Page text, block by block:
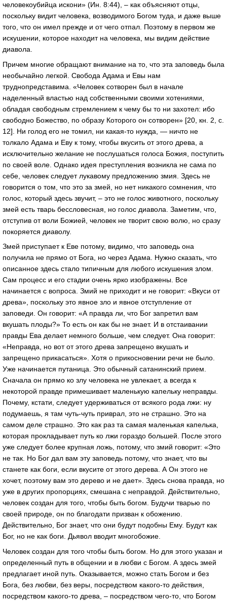
человекоубийца искони» (Ин. 8:44), – как объясняют отцы,
поскольку видит человека, возводимого Богом туда, и даже выше
того, что он имел прежде и от чего отпал. Поэтому в первом же
искушении, которое находит на человека, мы видим действие
диавола.
Причем многие обращают внимание на то, что эта заповедь была
необычайно легкой. Свобода Адама и Евы нам
труднопредставима. «Человек сотворен был в начале
наделенный властью над собственными своими хотениями,
обладая свободным стремлением к чему бы то ни захотел: ибо
свободно Божество, по образу Которого он сотворен» [20, кн. 2, c.
12]. Ни голод его не томил, ни какая-то нужда, — ничто не
толкало Адама и Еву к тому, чтобы вкусить от этого древа, а
исключительно желание не послушаться голоса Божия, поступить
по своей воле. Однако идея преступления возникла не сама по
себе, человек следует лукавому предложению змия. Здесь не
говорится о том, что это за змей, но нет никакого сомнения, что
голос, который здесь звучит, – это не голос животного, поскольку
змей есть тварь бессловесная, но голос диавола. Заметим, что,
отступив от воли Божией, человек не творит свою волю, но сразу
покоряется диаволу.
Змей приступает к Еве потому, видимо, что заповедь она
получила не прямо от Бога, но через Адама. Нужно сказать, что
описанное здесь стало типичным для любого искушения злом.
Сам процесс и его стадии очень ярко изображены. Все
начинается с вопроса. Змий не приходит и не говорит: «Вкуси от
древа», поскольку это явное зло и явное отступление от
заповеди. Он говорит: «А правда ли, что Бог запретил вам
вкушать плоды?» То есть он как бы не знает. И в отстаивании
правды Ева делает немного больше, чем следует. Она говорит:
«Неправда, но вот от этого древа запрещено вкушать и
запрещено прикасаться». Хотя о прикосновении речи не было.
Уже начинается путаница. Это обычный сатанинский прием.
Сначала он прямо ко злу человека не увлекает, а всегда к
некоторой правде примешивает маленькую капельку неправды.
Почему, кстати, следует удерживаться от всякого рода лжи: ну
подумаешь, я там чуть-чуть приврал, это не страшно. Это на
самом деле страшно. Это как раз та самая маленькая капелька,
которая прокладывает путь ко лжи гораздо большей. После этого
уже следует более крупная ложь, потому, что змий говорит: «Это
не так. Но Бог дал вам эту заповедь потому, что знает, что вы
станете как боги, если вкусите от этого дерева. А Он этого не
хочет, поэтому вам это дерево и не дает». Здесь снова правда, но
уже в других пропорциях, смешана с неправдой. Действительно,
человек создан для того, чтобы быть богом. Будучи тварью по
своей природе, он по благодати призван к обожению.
Действительно, Бог знает, что они будут подобны Ему. Будут как
Бог, но не как боги. Дьявол вводит многобожие.
Человек создан для того чтобы быть богом. Но для этого указан и
определенный путь в общении и в любви с Богом. А здесь змей
предлагает иной путь. Оказывается, можно стать Богом и без
Бога, без любви, без веры, посредством какого-то действия,
посредством какого-то древа, – посредством чего-то, что Богом